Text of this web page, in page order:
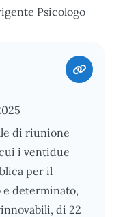
Psicologo
di riunione
i ventidue
per il
determinato,
di 22